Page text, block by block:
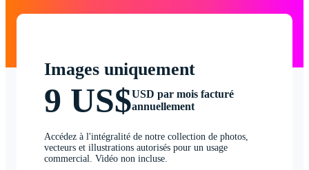
Images uniquement
9 US$USD par mois facturé
annuellement
Accédez à l'intégralité de notre collection de photos,
vecteurs et illustrations autorisés pour un usage
commercial. Vidéo non incluse.